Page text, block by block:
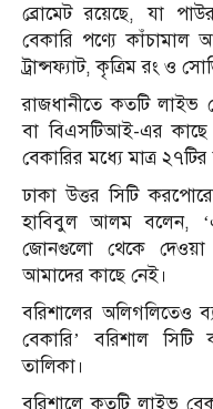
ব্রোমেট রয়েছে, যা
বেকারি পণ্যে কাঁচামাল
ট্রান্সফ্যাট, কৃত্রিম রং ও
রাজধানীতে কতটি লাইভ
বা বিএসটিআই-এর
বেকারির মধ্যে মাত্র
ঢাকা উত্তর সিটি
হাবিবুল আলম বলেন,
জোনগুলো থেকে দেওয়া
আমাদের কাছে নেই।
বরিশালের অলিগলিতেও
বেকারি’ বরিশাল
তালিকা।
বরিশালে কতটি লাইভ